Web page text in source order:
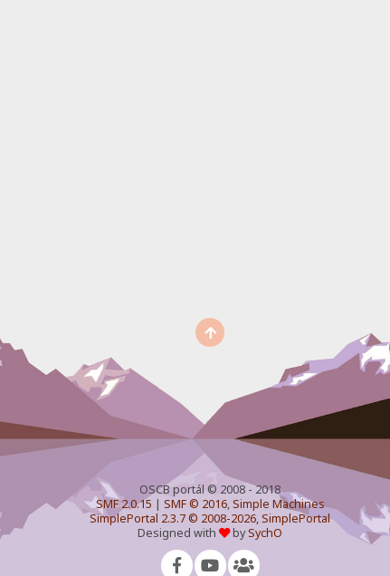
OSCB portál © 2008 - 2018
SMF 2.0.15 | SMF © 2016, Simple Machines
SimplePortal 2.3.7 © 2008-2026, SimplePortal
Designed with
bySychO